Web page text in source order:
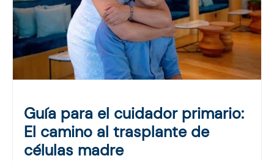
Guía para el cuidador primario:
El camino al trasplante de
células madre